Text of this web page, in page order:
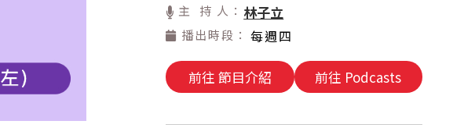
主 持 人： 林子立
播出時段： 每週四
前往 節目介紹 前往 Podcasts